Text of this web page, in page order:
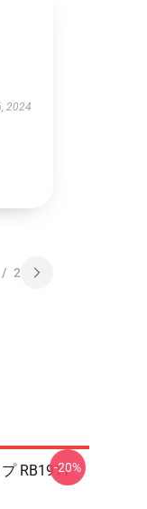
2024
/ 2
RB1911
-20%